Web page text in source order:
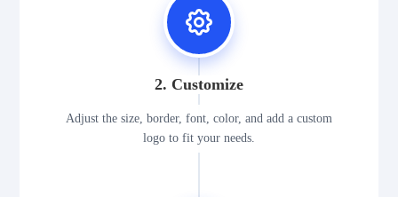
2. Customize
Adjust the size, border, font, color, and add a custom
logo to fit your needs.